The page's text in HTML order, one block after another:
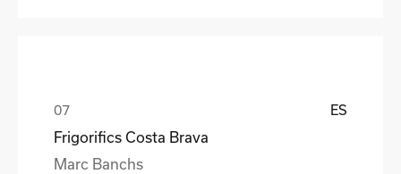
ES
Frigorifics Costa Brava
Marc Banchs